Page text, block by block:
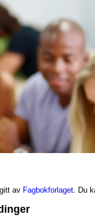
av Fagbokforlaget. Du